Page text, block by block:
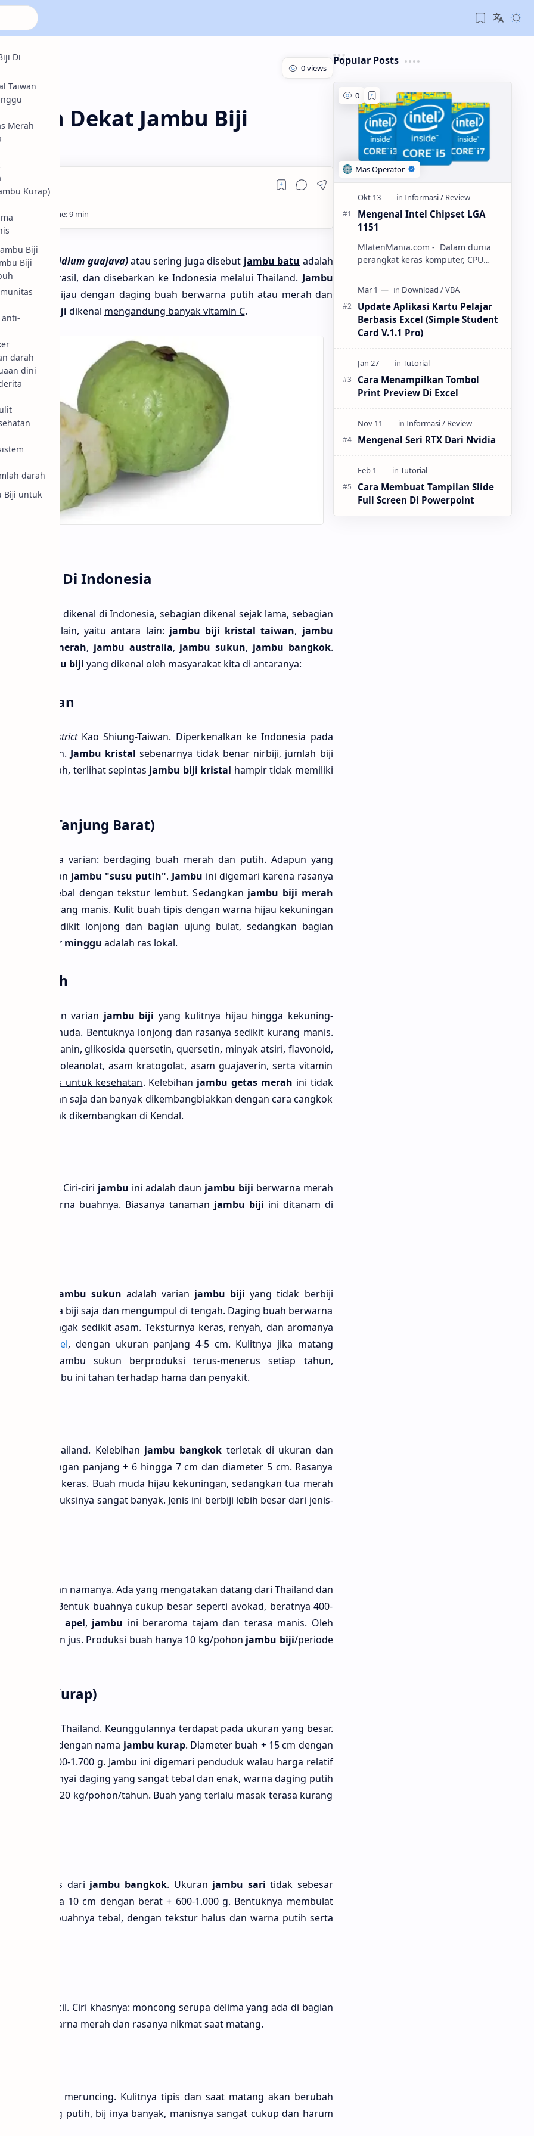
Lebih Dekat Jambu Biji
Biji
bĳ i (Psidium guajava)atau sering juga disebut jambu batu adalah
dari Brasil, dan disebarkan ke Indonesia melalui Thailand. Jambu
berwarna hĳau dengan daging buah berwarna putih atau merah dan
jambu bĳi dikenal mengandung banyak vitamin C.
Biji Di Indonesia
jambu bĳi dikenal di Indonesia, sebagian dikenal sejak lama, sebagian
dari negara lain, yaitu antara lain: jambu bĳi kristal taiwan, jambu
bĳi getas merah, jambu australia, jambu sukun, jambu bangkok.
jenis jambu bĳi yang dikenal oleh masyarakat kita di antaranya:
Taiwan
DistrictKao Shiung-Taiwan. Diperkenalkan ke Indonesia pada
Taiwan. Jambu kristal sebenarnya tidak benar nirbĳi, jumlah bĳi
bagian buah, terlihat sepintas jambu bĳi kristal hampir tidak memiliki
(Tanjung Barat)
terdapat dua varian: berdaging buah merah dan putih. Adapun yang
dengan jambu "susu putih". Jambu ini digemari karena rasanya
buahnya tebal dengan tekstur lembut. Sedangkan jambu bĳi merah
yang kurang manis. Kulit buah tipis dengan warna hĳau kekuningan
buah sedikit lonjong dan bagian ujung bulat, sedangkan bagian
Jambu pasar minggu adalah ras lokal.
Merah
merupakan varian jambu bĳi yang kulitnya hĳau hingga kekuning-
merah muda. Bentuknya lonjong dan rasanya sedikit kurang manis.
tanin, glikosida quersetin, quersetin, minyak atsiri, flavonoid,
asam oleanolat, asam kratogolat, asam guajaverin, serta vitamin
sangat bagus untuk kesehatan. Kelebihan jambu getas merah ini tidak
kapan saja dan banyak dikembangbiakkan dengan cara cangkok
ini banyak dikembangkan di Kendal.
Australia. Ciri-ciri jambu ini adalah daun jambu bĳi berwarna merah
juga warna buahnya. Biasanya tanaman jambu bĳi ini ditanam di
Jambu sukun adalah varian jambu bĳiyang tidak berbĳi
beberapa bĳi saja dan mengumpul di tengah. Daging buah berwarna
manis legit agak sedikit asam. Teksturnya keras, renyah, dan aromanya
buah apel, dengan ukuran panjang 4-5 cm. Kulitnya jika matang
putihan. Jambu sukun berproduksi terus-menerus setiap tahun,
jenis jambu ini tahan terhadap hama dan penyakit.
Thailand. Kelebihan jambu bangkok terletak di ukuran dan
gemuk dengan panjang + 6 hingga 7 cm dan diameter 5 cm. Rasanya
teksturnya keras. Buah muda hĳau kekuningan, sedangkan tua merah
Produksinya sangat banyak. Jenis ini berbĳi lebih besar dari jenis-
sesuai dengan namanya. Ada yang mengatakan datang dari Thailand dan
Kamboja. Bentuk buahnya cukup besar seperti avokad, beratnya 400-
jambu apel, jambu ini beraroma tajam dan terasa manis. Oleh
dĳ adikan jus. Produksi buah hanya 10 kg/pohon jambu bĳi/periode
Kurap)
introduksi Thailand. Keunggulannya terdapat pada ukuran yang besar.
dengan nama jambu kurap. Diameter buah + 15 cm dengan
+ 1.200-1.700 g. Jambu ini digemari penduduk walau harga relatif
juga mempunyai daging yang sangat tebal dan enak, warna daging putih
buahnya 120 kg/pohon/tahun. Buah yang terlalu masak terasa kurang
adalah jenis dari jambu bangkok. Ukuran jambu sari tidak sebesar
tengah cuma 10 cm dengan berat + 600-1.000 g. Bentuknya membulat
Daging buahnya tebal, dengan tekstur halus dan warna putih serta
ukuran kecil. Ciri khasnya: moncong serupa delima yang ada di bagian
berwarna merah dan rasanya nikmat saat matang.
yang bulat meruncing. Kulitnya tipis dan saat matang akan berubah
Daging putih, bĳ inya banyak, manisnya sangat cukup dan harum
Di
Taiwan
Merah
Kurap)
Biji
Biji
darah
dini
darah
Bĳi untuk
Popular Posts
Mengenal Intel Chipset LGA
1151
MlatenMania.com - Dalam dunia
perangkat keras komputer, CPU
dari semua inti. CPU dengan soket
Update Aplikasi Kartu Pelajar
Berbasis Excel (Simple Student
Card V.1.1 Pro)
Cara Menampilkan Tombol
Print Preview Di Excel
Mengenal Seri RTX Dari Nvidia
Cara Membuat Tampilan Slide
Full Screen Di Powerpoint